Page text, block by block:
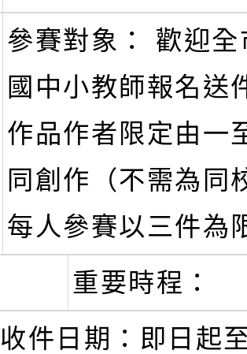
參賽對象： 歡迎
國中小教師報名送
作品作者限定由一
同創作（不需為同
每人參賽以三件為
重要時程：
收件日期：即日起